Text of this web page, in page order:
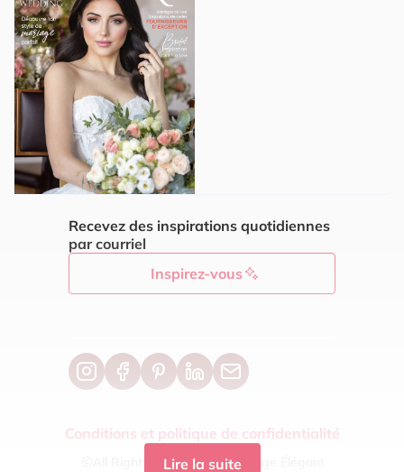
Lire la suite
Recevez des inspirations quotidiennes
par courriel
Inspirez-vous
Conditions et politique de confidentialité
All Rights Reseved For Mariage Élégant